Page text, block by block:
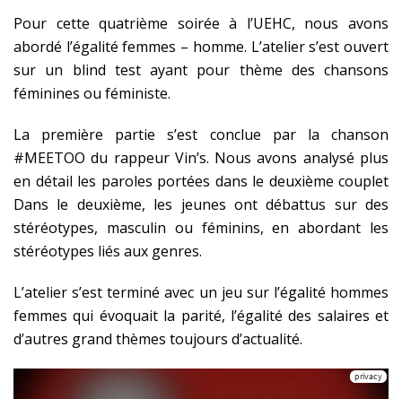
Pour cette quatrième soirée à l’UEHC, nous avons
abordé l’égalité femmes – homme. L’atelier s’est ouvert
sur un blind test ayant pour thème des chansons
féminines ou féministe.
La première partie s’est conclue par la chanson
#MEETOO du rappeur Vin’s. Nous avons analysé plus
en détail les paroles portées dans le deuxième couplet
Dans le deuxième, les jeunes ont débattus sur des
stéréotypes, masculin ou féminins, en abordant les
stéréotypes liés aux genres.
L’atelier s’est terminé avec un jeu sur l’égalité hommes
femmes qui évoquait la parité, l’égalité des salaires et
d’autres grand thèmes toujours d’actualité.